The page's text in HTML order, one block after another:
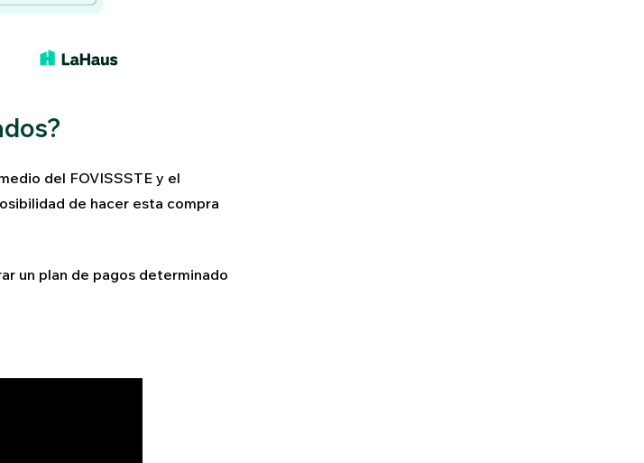
del FOVISSSTE y el
de hacer esta compra
un plan de pagos determinado